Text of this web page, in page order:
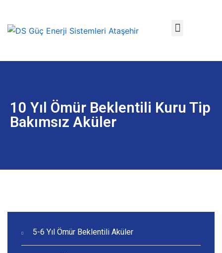
İçeriğe
10 Yıl Ömür Beklentili Kuru Tip
Bakımsız Aküler
5-6 Yıl Ömür Beklentili Aküler